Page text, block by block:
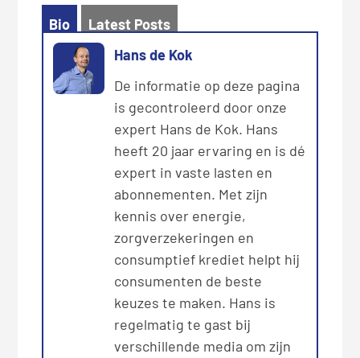
Bio
Latest Posts
Hans de Kok
De informatie op deze pagina
is gecontroleerd door onze
expert Hans de Kok. Hans
heeft 20 jaar ervaring en is dé
expert in vaste lasten en
abonnementen. Met zijn
kennis over energie,
zorgverzekeringen en
consumptief krediet helpt hij
consumenten de beste
keuzes te maken. Hans is
regelmatig te gast bij
verschillende media om zijn